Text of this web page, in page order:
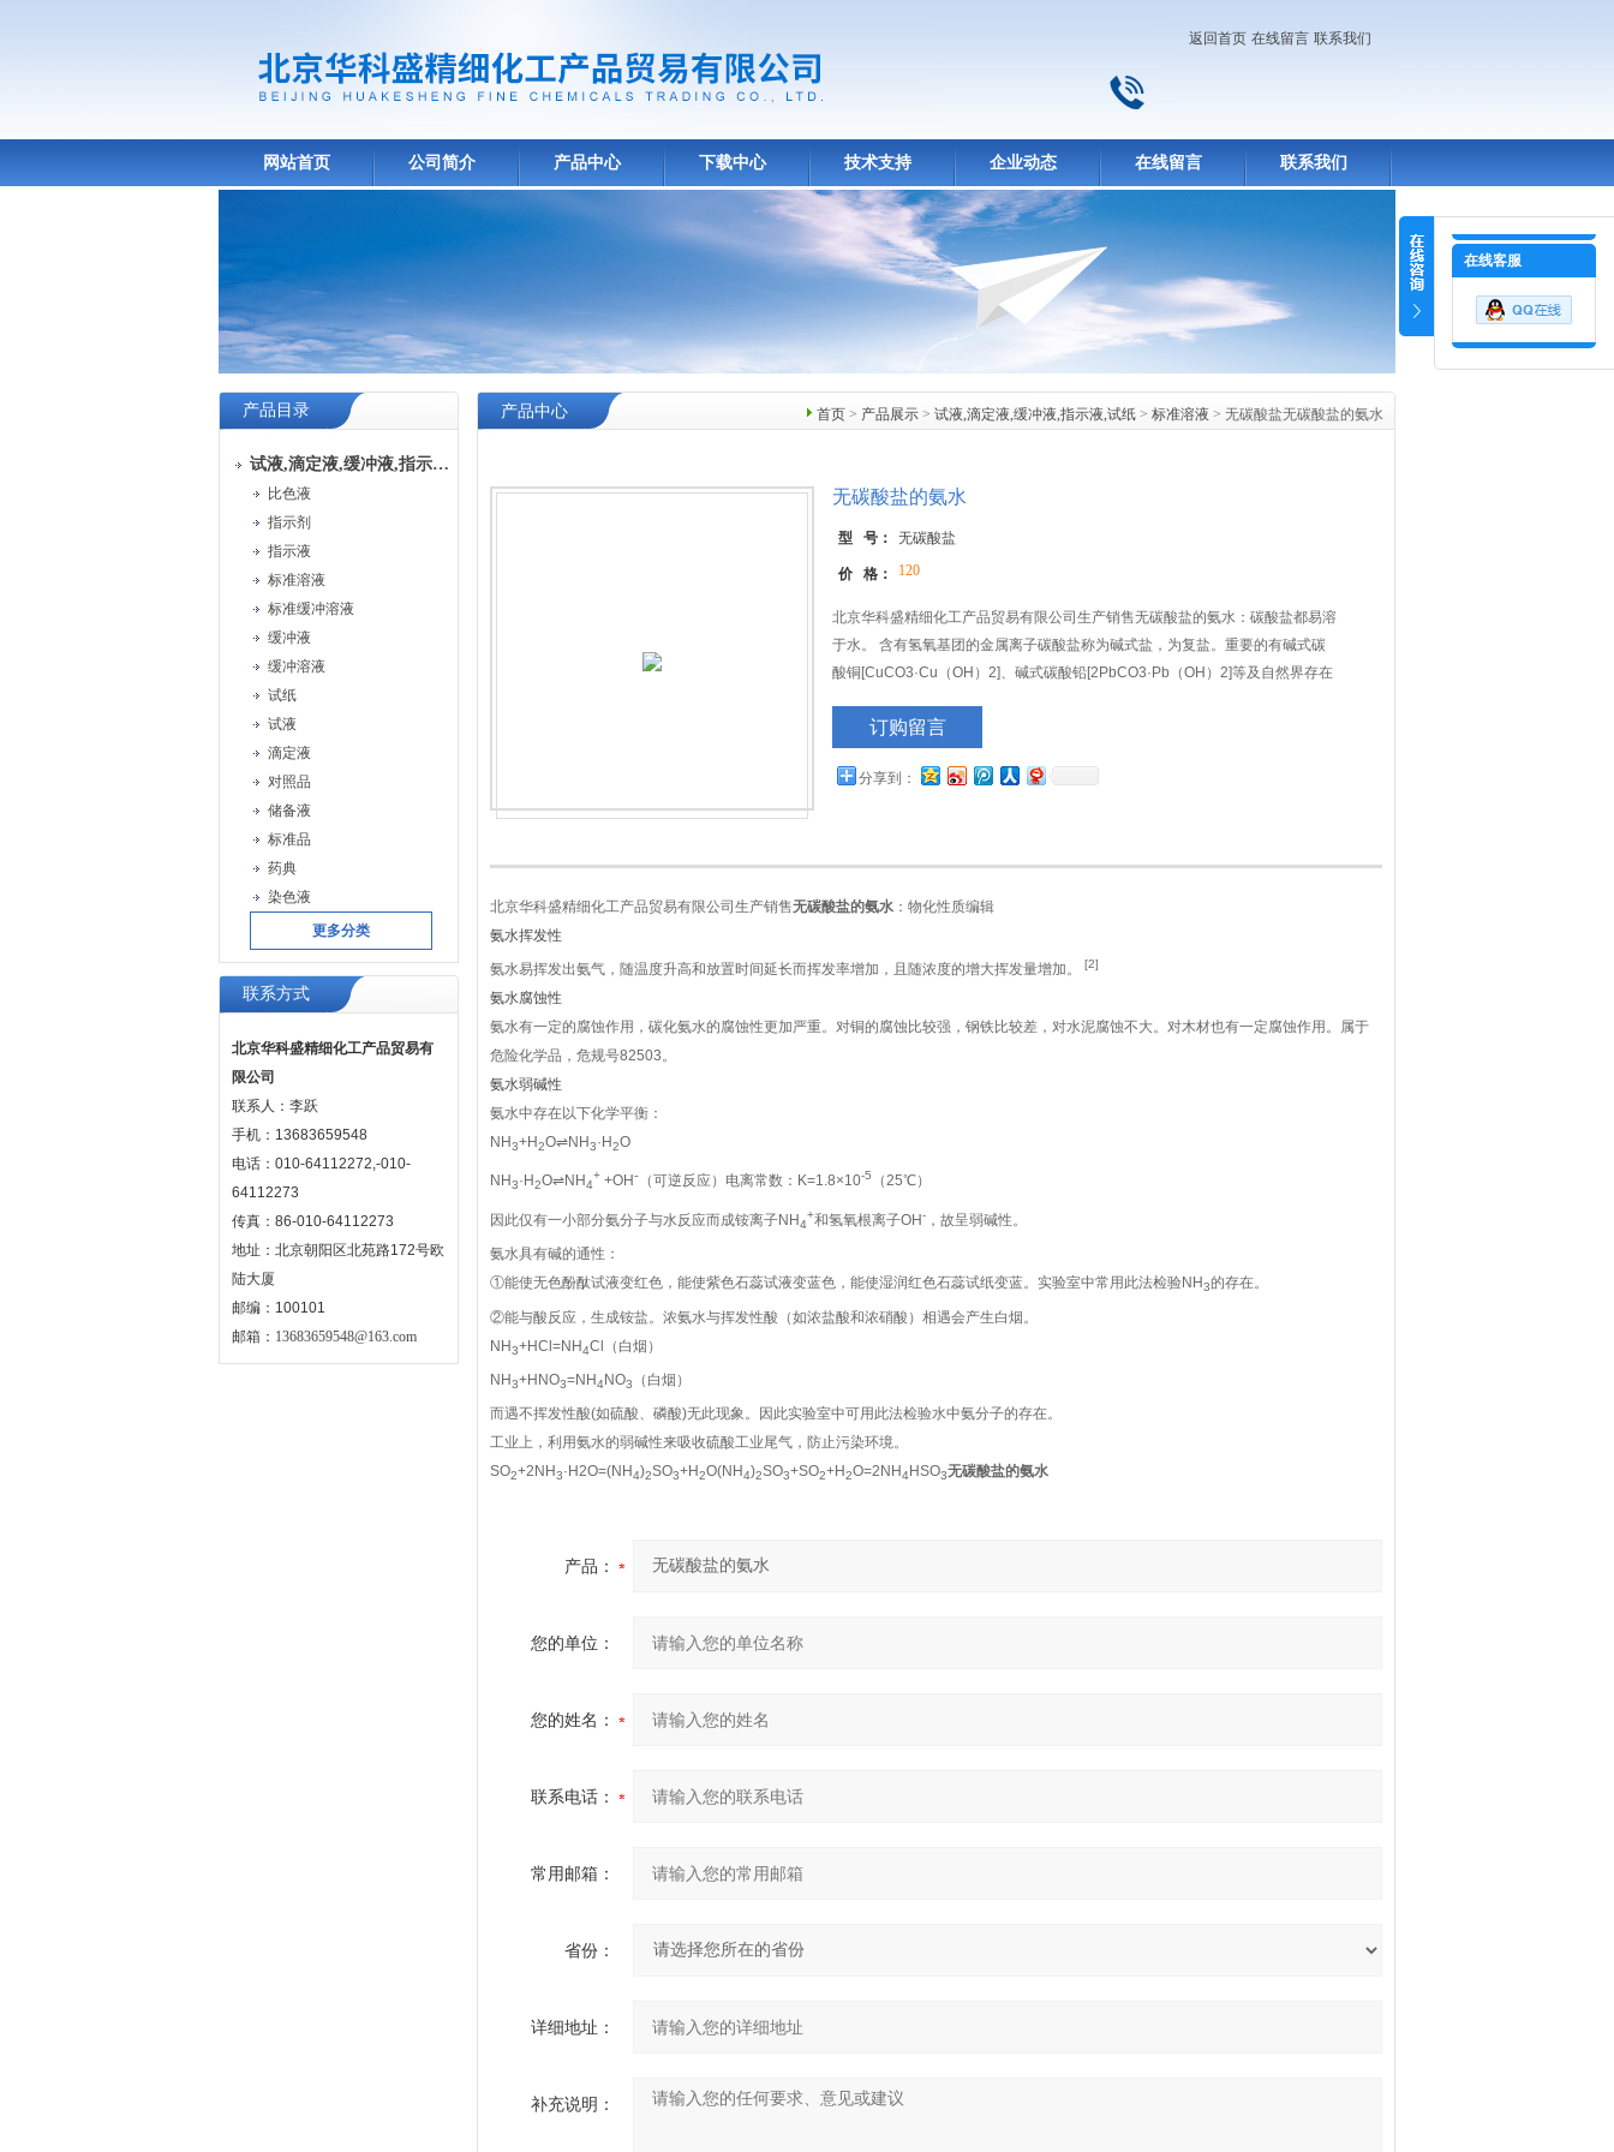
返回首页 在线留言 联系我们
网站首页 公司简介 产品中心 下载中心 技术支持 企业动态 在线留言 联系我们
产品目录
试液,滴定液,缓冲液,指示液,试纸
比色液
指示剂
指示液
标准溶液
标准缓冲溶液
缓冲液
缓冲溶液
试纸
试液
滴定液
对照品
储备液
标准品
药典
染色液
更多分类
联系方式
北京华科盛精细化工产品贸易有
限公司
联系人：李跃
手机：13683659548
电话：010-64112272,-010-
64112273
传真：86-010-64112273
地址：北京朝阳区北苑路172号欧
陆大厦
邮编：100101
邮箱： 13683659548@163.com
首页 > 产品展示 > 试液,滴定液,缓冲液,指示液,试纸 > 标准溶液 > 无碳酸盐无碳酸盐的氨水
产品中心
无碳酸盐的氨水
型 号： 无碳酸盐
价 格： 120
北京华科盛精细化工产品贸易有限公司生产销售无碳酸盐的氨水：碳酸盐都易溶
于水。 含有氢氧基团的金属离子碳酸盐称为碱式盐，为复盐。重要的有碱式碳
酸铜[CuCO3·Cu（OH）2]、碱式碳酸铅[2PbCO3·Pb（OH）2]等及自然界存在
订购留言
分享到：
北京华科盛精细化工产品贸易有限公司生产销售无碳酸盐的氨水 ：物化性质编辑
氨水挥发性
氨水易挥发出氨气，随温度升高和放置时间延长而挥发率增加，且随浓度的增大挥发量增加。
[2]
氨水腐蚀性
氨水有一定的腐蚀作用，碳化氨水的腐蚀性更加严重。对铜的腐蚀比较强，钢铁比较差，对水泥腐蚀不大。对木材也有一定腐蚀作用。属于
危险化学品，危规号82503。
氨水弱碱性
氨水中存在以下化学平衡：
NH3+H2O⇌NH3·H2O
NH3·H2O⇌NH4
+ +OHˉ（可逆反应）电离常数：K=1.8×10-5 （25℃）
因此仅有一小部分氨分子与水反应而成铵离子NH4
+和氢氧根离子OH- ，故呈弱碱性。
氨水具有碱的通性：
①能使无色酚酞试液变红色，能使紫色石蕊试液变蓝色，能使湿润红色石蕊试纸变蓝。实验室中常用此法检验NH3的存在。
②能与酸反应，生成铵盐。浓氨水与挥发性酸（如浓盐酸和浓硝酸）相遇会产生白烟。
NH3+HCl=NH4Cl（白烟）
NH3+HNO3=NH4NO3 （白烟）
而遇不挥发性酸(如硫酸、磷酸)无此现象。因此实验室中可用此法检验水中氨分子的存在。
工业上，利用氨水的弱碱性来吸收硫酸工业尾气，防止污染环境。
SO2+2NH3·H2O=(NH4)2SO3+H2O(NH4)2SO3+SO2+H2O=2NH4HSO3无碳酸盐的氨水
产品：
您的单位：
您的姓名：
联系电话：
常用邮箱：
省份：
详细地址：
补充说明：
在线客服